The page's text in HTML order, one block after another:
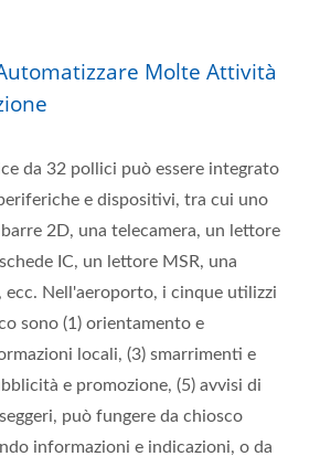
Molte Attività
da 32 pollici può essere integrato
e dispositivi, tra cui uno
2D, una telecamera, un lettore
IC, un lettore MSR, una
ecc. Nell'aeroporto, i cinque utilizzi
sono (1) orientamento e
locali, (3) smarrimenti e
e promozione, (5) avvisi di
può fungere da chiosco
informazioni e indicazioni, o da